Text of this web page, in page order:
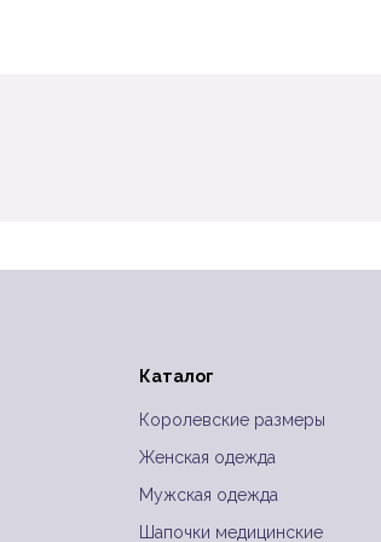
Каталог
Королевские размеры
Женская одежда
Мужская одежда
Шапочки медицинские